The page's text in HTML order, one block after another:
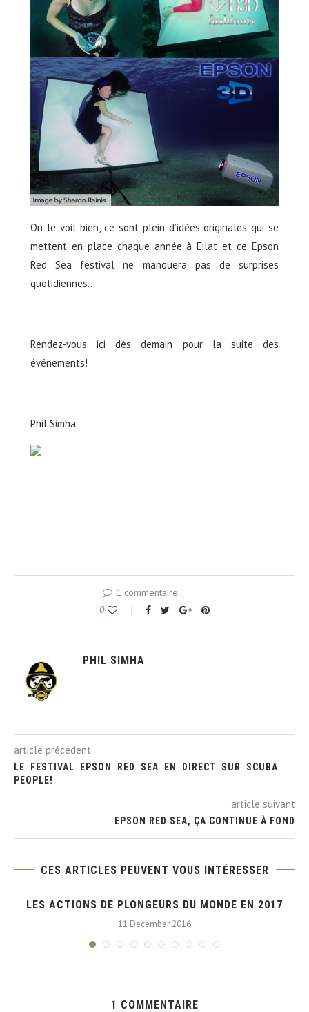
On le voit bien, ce sont plein d’idées originales qui se
mettent en place chaque année à Eilat et ce Epson
Red Sea festival ne manquera pas de surprises
quotidiennes…
Rendez-vous ici dès demain pour la suite des
événements!
Phil Simha
1 commentaire
0
PHIL SIMHA
article précédent
LE FESTIVAL EPSON RED SEA EN DIRECT SUR SCUBA
PEOPLE!
article suivant
EPSON RED SEA, ÇA CONTINUE À FOND
CES ARTICLES PEUVENT VOUS INTÉRESSER
LES ACTIONS DE PLONGEURS DU MONDE EN 2017
11 December 2016
1 COMMENTAIRE